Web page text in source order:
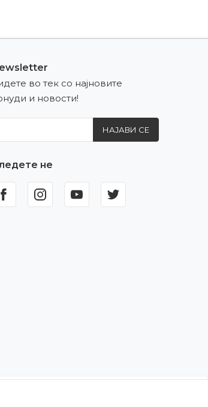
во тек со најновите
и новости!
НАЈАВИ СЕ
не